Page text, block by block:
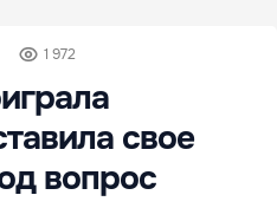
1 972
свое
вопрос